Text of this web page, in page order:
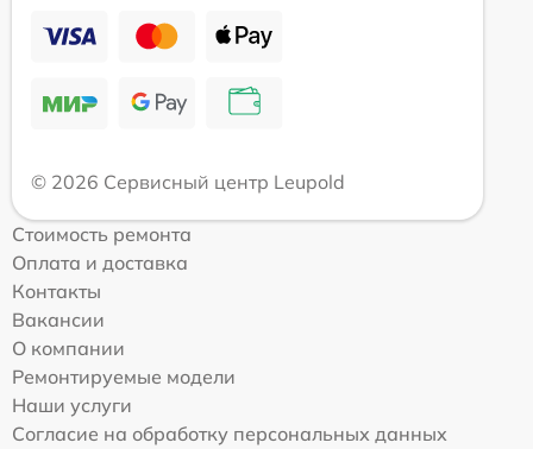
© 2026 Сервисный центр Leupold
Стоимость ремонта
Оплата и доставка
Контакты
Вакансии
О компании
Ремонтируемые модели
Наши услуги
Согласие на обработку персональных данных